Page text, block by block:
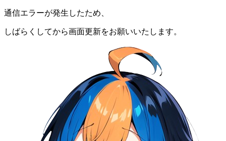
通信エラーが発生したため、
しばらくしてから画面更新をお願いいたします。